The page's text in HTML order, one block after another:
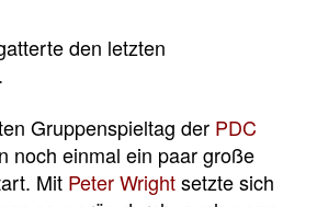
Gruppenspieltag der PDC
noch einmal ein paar große
Mit Peter Wrightsetzte sich